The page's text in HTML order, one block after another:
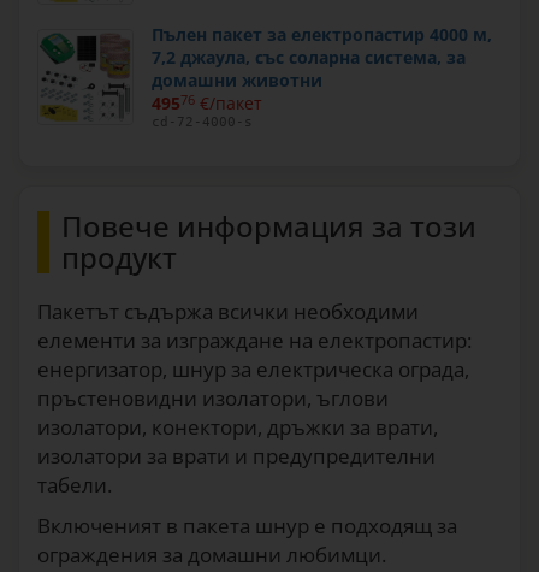
Пълен пакет за електропастир 4000 м,
7,2 джаула, със соларна система, за
домашни животни
49576 €/пакет
cd-72-4000-s
Повече информация за този
продукт
Пакетът съдържа всички необходими
елементи за изграждане на електропастир:
енергизатор, шнур за електрическа ограда,
пръстеновидни изолатори, ъглови
изолатори, конектори, дръжки за врати,
изолатори за врати и предупредителни
табели.
Включеният в пакета шнур е подходящ за
ограждения за домашни любимци.